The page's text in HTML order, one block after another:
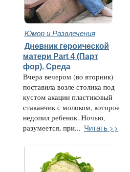
Юмор и Развлечения
Дневник героической
матери Part 4 (Парт
фор). Среда
Вчера вечером (во вторник)
поставила возле столика под
кустом акации пластиковый
стаканчик с молоком, которое
недопил ребенок. Ночью,
разумеется, при... Читать >>